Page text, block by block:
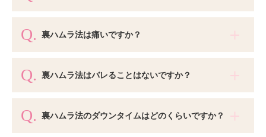
裏ハムラ法は痛いですか？
裏ハムラ法はバレることはないですか？
裏ハムラ法のダウンタイムはどのくらいですか？